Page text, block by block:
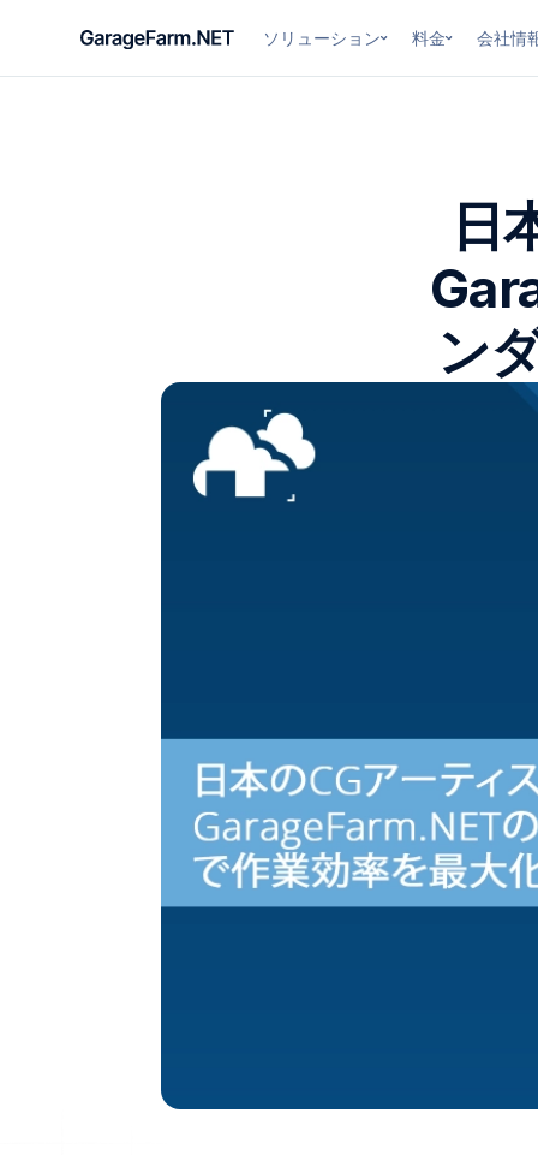
ソリューション 料金 会社情
日
ン